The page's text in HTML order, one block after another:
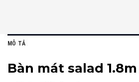
MÔ TẢ
Bàn mát salad